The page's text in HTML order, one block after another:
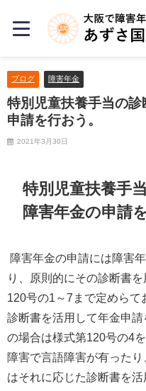
ブログ 障害年金
特別児童扶養手当の
申請を行おう。
2021年3月30日
特別児童扶養手
障害年金の申請
障害年金の申請には障害
り、原則的にその診断書
120号の1 ～7 まで定めらて
診断書を活用して年金申
の場合は様式第120号の4
障害で言語障害が有った
はそれに応じた診断書を活